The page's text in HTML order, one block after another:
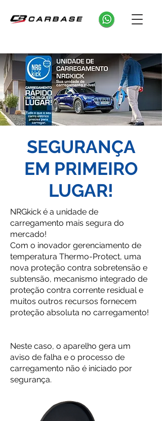
SEGURANÇA
EM PRIMEIRO
LUGAR!
NRGkick é a unidade de
carregamento mais segura do
mercado!
Com o inovador gerenciamento de
temperatura Thermo-Protect, uma
nova proteção contra sobretensão e
subtensão, mecanismo integrado de
proteção contra corrente residual e
muitos outros recursos fornecem
proteção absoluta no carregamento!
Neste caso, o aparelho gera um
aviso de falha e o processo de
carregamento não é iniciado por
segurança.